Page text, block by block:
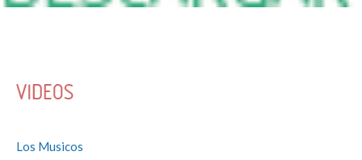
Los Musicos